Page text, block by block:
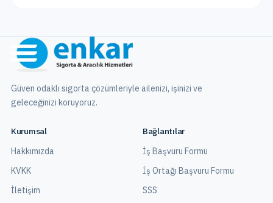
Güven odaklı sigorta çözümleriyle ailenizi, işinizi ve
geleceğinizi koruyoruz.
Kurumsal
Hakkımızda
KVKK
İletişim
Bağlantılar
İş Başvuru Formu
İş Ortağı Başvuru Formu
SSS